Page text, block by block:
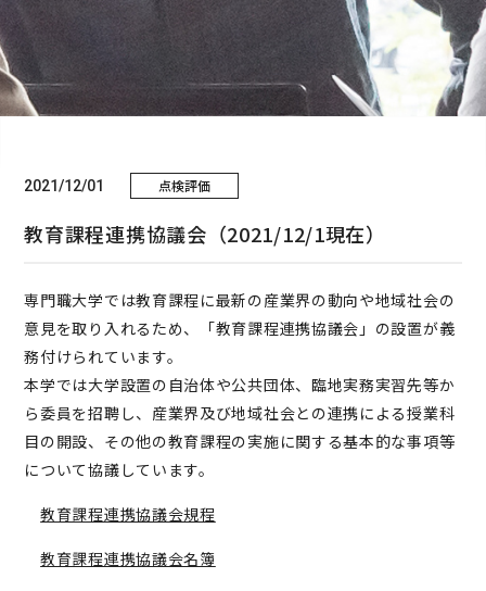
2021/12/01 点検評価
教育課程連携協議会（2021/12/1現在）
専門職大学では教育課程に最新の産業界の動向や地域社会の
意見を取り入れるため、「教育課程連携協議会」の設置が義
務付けられています。
本学では大学設置の自治体や公共団体、臨地実務実習先等か
ら委員を招聘し、産業界及び地域社会との連携による授業科
目の開設、その他の教育課程の実施に関する基本的な事項等
について協議しています。
教育課程連携協議会規程
教育課程連携協議会名簿